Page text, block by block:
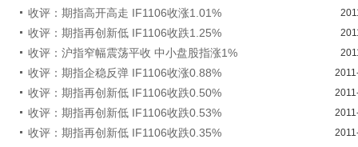
收评：期指高开高走 IF1106收涨1.01%
收评：期指再创新低 IF1106收跌1.25%
收评：沪指窄幅震荡平收 中小盘股指涨1%
收评：期指企稳反弹 IF1106收涨0.88%
收评：期指再创新低 IF1106收跌0.50%
收评：期指再创新低 IF1106收跌0.53%
收评：期指再创新低 IF1106收跌0.35%